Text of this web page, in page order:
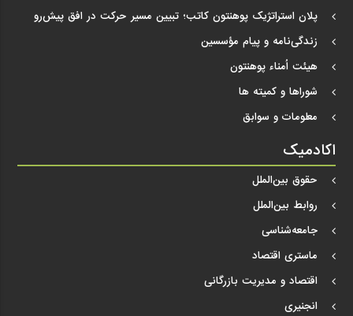
پلان استراتژیک پوهنتون کاتب؛ تبیین مسیر حرکت در افق پیش‌رو
زندگی‌نامه و پیام مؤسسین
هیئت اُمناء پوهنتون
شوراها و کمیته ها
معلومات و سوابق
اکادمیک
حقوق بین‌الملل
روابط بین‌الملل
جامعه‌شناسی
ماستری اقتصاد
اقتصاد و مدیریت بازرگانی
انجنیری